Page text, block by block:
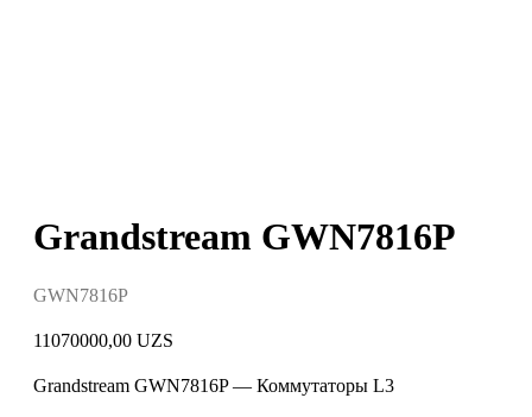
Grandstream GWN7816P
GWN7816P
11070000,00 UZS
Grandstream GWN7816P — Коммутаторы L3